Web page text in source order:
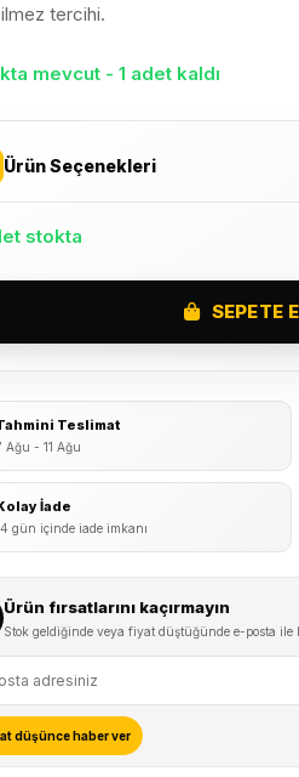
tercihi.
mevcut - 1 adet kaldı
Ürün Seçenekleri
stokta
SEPETE
Teslimat
Ağu - 11 Ağu
İade
gün içinde iade imkanı
Ürün fırsatlarını kaçırmayın
Stok geldiğinde veya fiyat düştüğünde e-posta ile
düşünce haber ver